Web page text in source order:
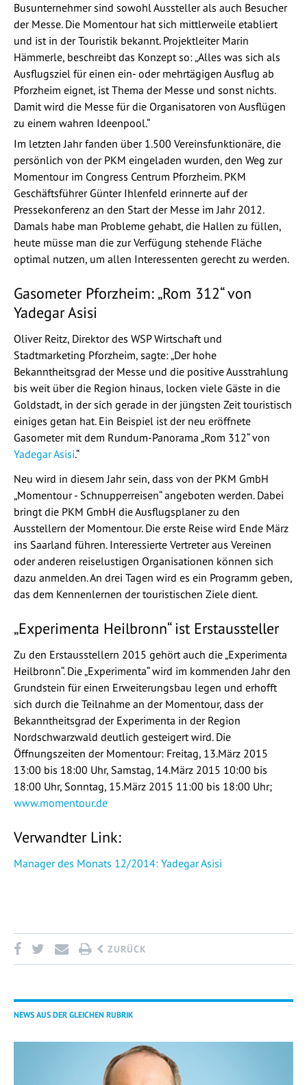
Busunternehmer sind sowohl Aussteller als auch Besucher
der Messe. Die Momentour hat sich mittlerweile etabliert
und ist in der Touristik bekannt. Projektleiter Marin
Hämmerle, beschreibt das Konzept so: „Alles was sich als
Ausflugsziel für einen ein- oder mehrtägigen Ausflug ab
Pforzheim eignet, ist Thema der Messe und sonst nichts.
Damit wird die Messe für die Organisatoren von Ausflügen
zu einem wahren Ideenpool.“
Im letzten Jahr fanden über 1.500 Vereinsfunktionäre, die
persönlich von der PKM eingeladen wurden, den Weg zur
Momentour im Congress Centrum Pforzheim. PKM
Geschäftsführer Günter Ihlenfeld erinnerte auf der
Pressekonferenz an den Start der Messe im Jahr 2012.
Damals habe man Probleme gehabt, die Hallen zu füllen,
heute müsse man die zur Verfügung stehende Fläche
optimal nutzen, um allen Interessenten gerecht zu werden.
Gasometer Pforzheim: „Rom 312“ von
Yadegar Asisi
Oliver Reitz, Direktor des WSP Wirtschaft und
Stadtmarketing Pforzheim, sagte: „Der hohe
Bekanntheitsgrad der Messe und die positive Ausstrahlung
bis weit über die Region hinaus, locken viele Gäste in die
Goldstadt, in der sich gerade in der jüngsten Zeit touristisch
einiges getan hat. Ein Beispiel ist der neu eröffnete
Gasometer mit dem Rundum-Panorama „Rom 312“ von
Yadegar Asisi.“
Neu wird in diesem Jahr sein, dass von der PKM GmbH
„Momentour - Schnupperreisen“ angeboten werden. Dabei
bringt die PKM GmbH die Ausflugsplaner zu den
Ausstellern der Momentour. Die erste Reise wird Ende März
ins Saarland führen. Interessierte Vertreter aus Vereinen
oder anderen reiselustigen Organisationen können sich
dazu anmelden. An drei Tagen wird es ein Programm geben,
das dem Kennenlernen der touristischen Ziele dient.
„Experimenta Heilbronn“ ist Erstaussteller
Zu den Erstausstellern 2015 gehört auch die „Experimenta
Heilbronn“. Die „Experimenta“ wird im kommenden Jahr den
Grundstein für einen Erweiterungsbau legen und erhofft
sich durch die Teilnahme an der Momentour, dass der
Bekanntheitsgrad der Experimenta in der Region
Nordschwarzwald deutlich gesteigert wird. Die
Öffnungszeiten der Momentour: Freitag, 13.März 2015
13:00 bis 18:00 Uhr, Samstag, 14.März 2015 10:00 bis
18:00 Uhr, Sonntag, 15.März 2015 11:00 bis 18:00 Uhr;
www.momentour.de
Verwandter Link:
Manager des Monats 12/2014: Yadegar Asisi
ZURÜCK
NEWS AUS DER GLEICHEN RUBRIK